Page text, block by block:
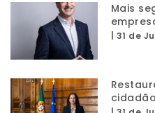
Mais
31 de